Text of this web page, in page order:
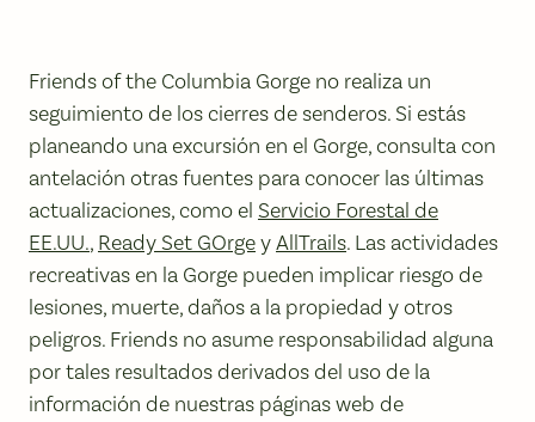
Friends of the Columbia Gorge no realiza un
seguimiento de los cierres de senderos. Si estás
planeando una excursión en el Gorge, consulta con
antelación otras fuentes para conocer las últimas
actualizaciones, como el Servicio Forestal de
EE.UU., Ready Set GOrgeyAllTrails. Las actividades
recreativas en la Gorge pueden implicar riesgo de
lesiones, muerte, daños a la propiedad y otros
peligros. Friends no asume responsabilidad alguna
por tales resultados derivados del uso de la
información de nuestras páginas web de